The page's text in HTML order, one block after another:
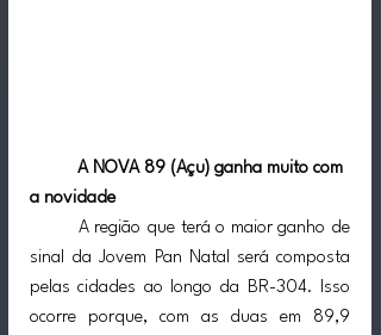
A NOVA 89 (Açu) ganha muito com
a novidade
sinal da Jovem Pan Natal será composta
pelas cidades ao longo da BR-304. Isso
ocorre porque, com as duas em 89,9